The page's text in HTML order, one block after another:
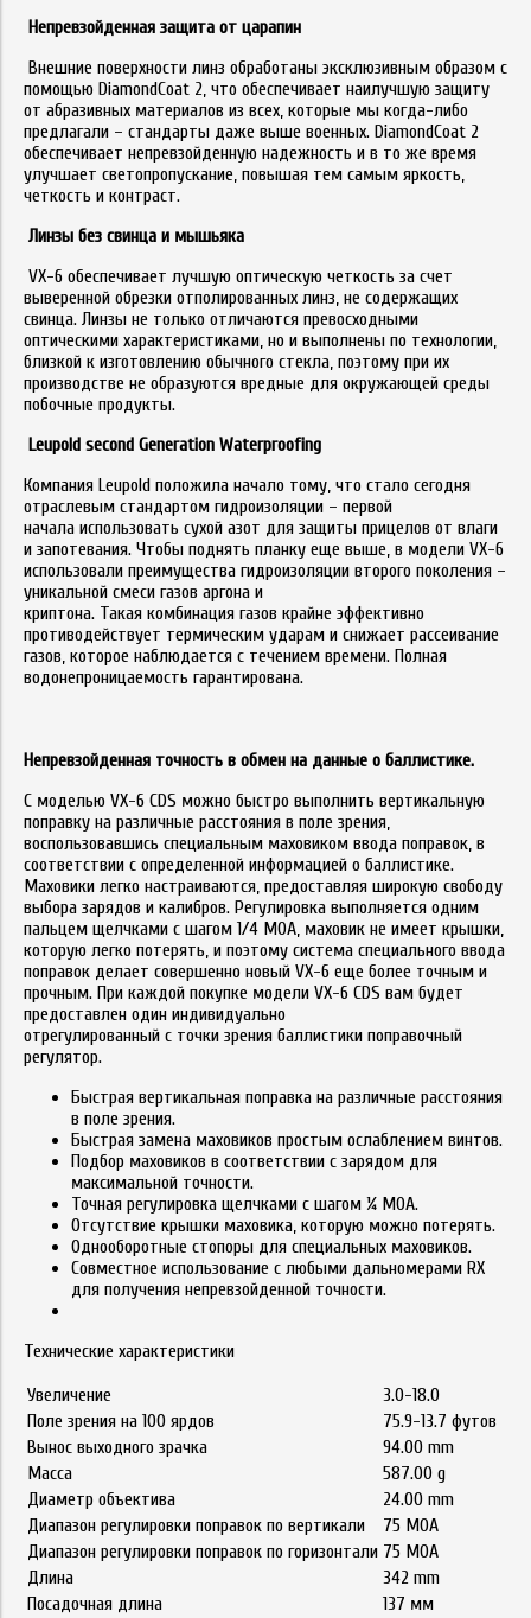
Непревзойденная защита от царапин
Внешние поверхности линз обработаны эксклюзивным образом с
помощью DiamondCoat 2, что обеспечивает наилучшую защиту
от абразивных материалов из всех, которые мы когда-либо
предлагали – стандарты даже выше военных. DiamondCoat 2
обеспечивает непревзойденную надежность и в то же время
улучшает светопропускание, повышая тем самым яркость,
четкость и контраст.
Линзы без свинца и мышьяка
VX-6 обеспечивает лучшую оптическую четкость за счет
выверенной обрезки отполированных линз, не содержащих
свинца. Линзы не только отличаются превосходными
оптическими характеристиками, но и выполнены по технологии,
близкой к изготовлению обычного стекла, поэтому при их
производстве не образуются вредные для окружающей среды
побочные продукты.
Leupold second Generation Waterproofing
Компания Leupold положила начало тому, что стало сегодня
отраслевым стандартом гидроизоляции – первой
начала использовать сухой азот для защиты прицелов от влаги
и запотевания. Чтобы поднять планку еще выше, в модели VX-6
использовали преимущества гидроизоляции второго поколения –
уникальной смеси газов аргона и
криптона. Такая комбинация газов крайне эффективно
противодействует термическим ударам и снижает рассеивание
газов, которое наблюдается с течением времени. Полная
водонепроницаемость гарантирована.
Непревзойденная точность в обмен на данные о баллистике.
С моделью VX-6 CDS можно быстро выполнить вертикальную
поправку на различные расстояния в поле зрения,
воспользовавшись специальным маховиком ввода поправок, в
соответствии с определенной информацией о баллистике.
Маховики легко настраиваются, предоставляя широкую свободу
выбора зарядов и калибров. Регулировка выполняется одним
пальцем щелчками с шагом 1/4 MOA, маховик не имеет крышки,
которую легко потерять, и поэтому система специального ввода
поправок делает совершенно новый VX-6 еще более точным и
прочным. При каждой покупке модели VX-6 CDS вам будет
предоставлен один индивидуально
отрегулированный с точки зрения баллистики поправочный
регулятор.
Быстрая вертикальная поправка на различные расстояния
в поле зрения.
Быстрая замена маховиков простым ослаблением винтов.
Подбор маховиков в соответствии с зарядом для
максимальной точности.
Точная регулировка щелчками с шагом ¼ MOA.
Отсутствие крышки маховика, которую можно потерять.
Однооборотные стопоры для специальных маховиков.
Совместное использование с любыми дальномерами RX
для получения непревзойденной точности.
Технические характеристики
Увеличение
3.0-18.0
Поле зрения на 100 ярдов
75.9-13.7 футов
Вынос выходного зрачка
94.00 mm
Масса
587.00 g
Диаметр объектива
24.00 mm
Диапазон регулировки поправок по вертикали
75 MOA
Диапазон регулировки поправок по горизонтали 75 MOA
Длина
342 mm
Посадочная длина
137 мм